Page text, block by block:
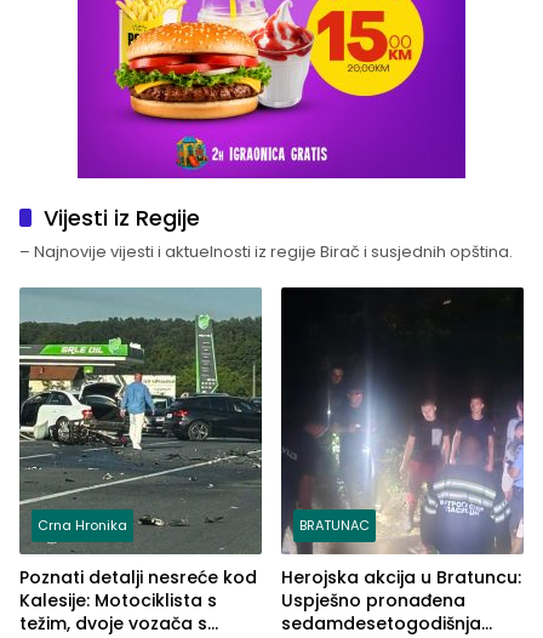
Vijesti iz Regije
– Najnovije vijesti i aktuelnosti iz regije Birač i susjednih opština.
Crna Hronika
Poznati detalji nesreće kod
Kalesije: Motociklista s
težim, dvoje vozača s
BRATUNAC
Herojska akcija u Bratuncu:
Uspješno pronađena
sedamdesetogodišnja